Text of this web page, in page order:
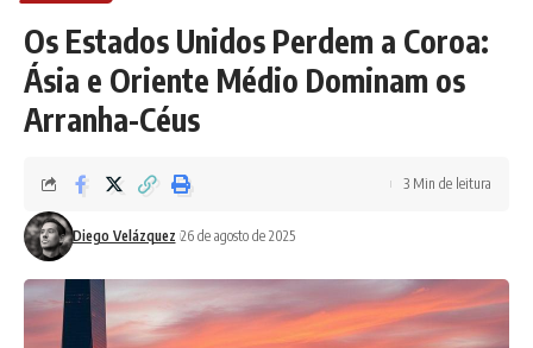
Os Estados Unidos Perdem a Coroa:
Ásia e Oriente Médio Dominam os
Arranha-Céus
Diego Velázquez 26 de agosto de 2025
3 Min de leitura